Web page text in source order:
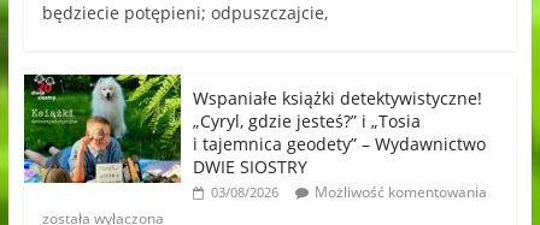
będziecie potępieni; odpuszczajcie,
Wspaniałe książki detektywistyczne!
„Cyryl, gdzie jesteś?” i „Tosia
i tajemnica geodety” – Wydawnictwo
DWIE SIOSTRY
03/08/2026
Możliwość komentowania
została wyłączona